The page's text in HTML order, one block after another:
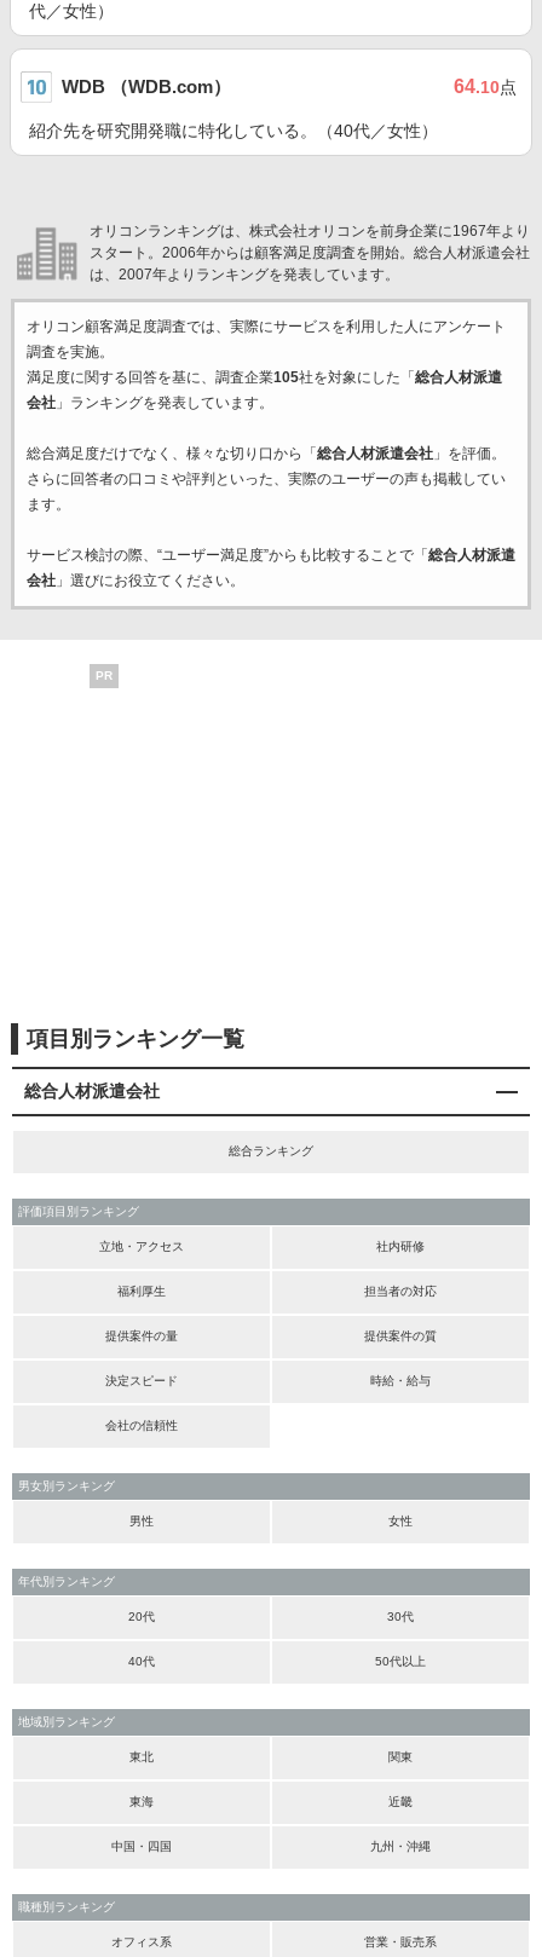
代／女性）
WDB （WDB.com） 64.10点
紹介先を研究開発職に特化している。（40代／女性）
オリコンランキングは、株式会社オリコンを前身企業に1967年より
スタート。2006年からは顧客満足度調査を開始。総合人材派遣会社
は、2007年よりランキングを発表しています。
オリコン顧客満足度調査では、実際にサービスを利用した 人にアンケート
調査を実施。
満足度に関する回答を基に、調査企業105社を対象にした「 総合人材派遣
会社」ランキングを発表しています。
総合満足度だけでなく、様々な切り口から「 総合人材派遣会社」を評価。
さらに回答者の口コミや評判といった、実際のユーザーの声も掲載してい
ます。
サービス検討の際、“ユーザー満足度”からも比較することで「 総合人材派遣
会社」選びにお役立てください。
PR
項目別ランキング一覧
総合人材派遣会社
総合ランキング
評価項目別ランキング
立地・アクセス 社内研修
福利厚生 担当者の対応
提供案件の量 提供案件の質
決定スピード 時給・給与
会社の信頼性
男女別ランキング
男性 女性
年代別ランキング
20代 30代
40代 50代以上
地域別ランキング
東北 関東
東海 近畿
中国・四国 九州・沖縄
職種別ランキング
オフィス系 営業・販売系